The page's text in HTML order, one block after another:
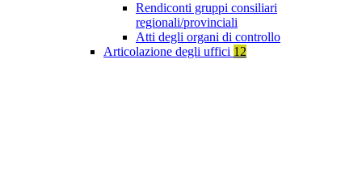
Rendiconti gruppi consiliari
regionali/provinciali
Atti degli organi di controllo
Articolazione degli uffici 12